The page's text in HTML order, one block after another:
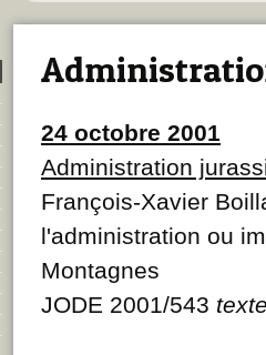
24 octobre 2001
Administration
François-Xavier
l'administration ou
Montagnes
JODE 2001/543